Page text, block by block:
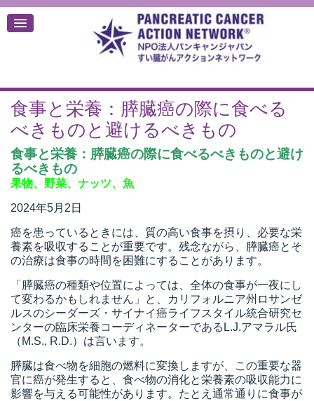
食事と栄養：膵臓癌の際に食べる
べきものと避けるべきもの
食事と栄養：膵臓癌の際に食べるべきものと避け
るべきもの
果物、野菜、ナッツ、魚
2024年5月2日
癌を患っているときには、質の高い食事を摂り、必要な栄
養素を吸収することが重要です。残念ながら、膵臓癌とそ
の治療は食事の時間を困難にすることがあります。
「膵臓癌の種類や位置によっては、全体の食事が一夜にし
て変わるかもしれません」と、カリフォルニア州ロサンゼ
ルスのシーダーズ・サイナイ癌ライフスタイル統合研究セ
ンターの臨床栄養コーディネーターであるL.J.アマラル氏
（M.S., R.D.）は言います。
膵臓は食べ物を細胞の燃料に変換しますが、この重要な器
官に癌が発生すると、食べ物の消化と栄養素の吸収能力に
影響を与える可能性があります。たとえ通常通りに食事が